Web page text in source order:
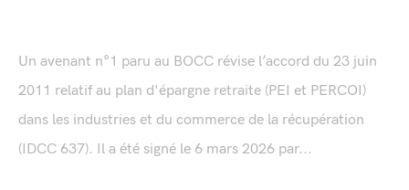
Un avenant n°1 paru au BOCC révise l’accord du 23 juin
2011 relatif au plan d'épargne retraite (PEI et PERCOI)
dans les industries et du commerce de la récupération
(IDCC 637). Il a été signé le 6 mars 2026 par...